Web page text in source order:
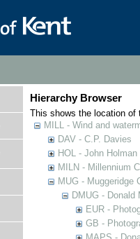
Hierarchy Browser
This shows the location of
MILL - Wind and
DAV - C.P. Davies
HOL - John
MILN - Millennium
MUG - Muggeridge
DMUG - Donald
EUR -
GB -